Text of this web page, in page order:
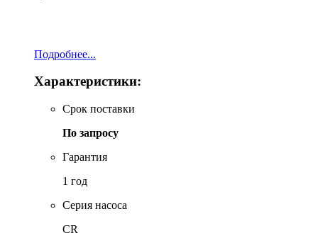
Подробнее...
Характеристики:
Срок поставки
По запросу
Гарантия
1 год
Серия насоса
CR